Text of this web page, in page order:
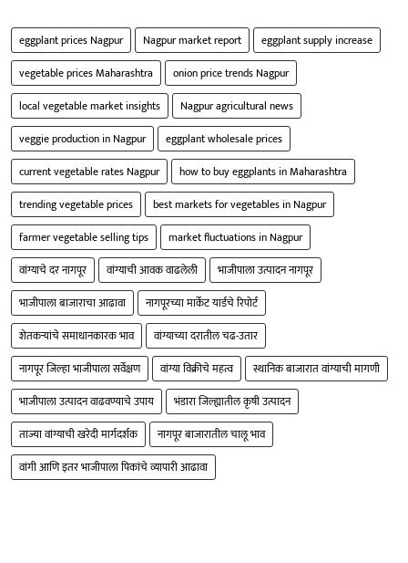
eggplant prices Nagpur Nagpur market report
eggplant supply increase
vegetable prices Maharashtra
onion price trends Nagpur
local vegetable market insights
Nagpur agricultural news
veggie production in Nagpur
eggplant wholesale prices
current vegetable rates Nagpur
how to buy eggplants in Maharashtra
trending vegetable prices
best markets for vegetables in Nagpur
farmer vegetable selling tips
market fluctuations in Nagpur
वांग्याचे दर नागपूर
वांग्याची आवक वाढलेली
भाजीपाला उत्पादन नागपूर
भाजीपाला बाजाराचा आढावा
नागपूरच्या मार्केट यार्डचे रिपोर्ट
शेतकऱ्यांचे समाधानकारक भाव
वांग्याच्या दरातील चढ-उतार
नागपूर जिल्हा भाजीपाला सर्वेक्षण
वांग्या विक्रीचे महत्व
स्थानिक बाजारात वांग्याची मागणी
भाजीपाला उत्पादन वाढवण्याचे उपाय
भंडारा जिल्ह्यातील कृषी उत्पादन
ताज्या वांग्याची खरेदी मार्गदर्शक
नागपूर बाजारातील चालू भाव
वांगी आणि इतर भाजीपाला पिकांचे व्यापारी आढावा